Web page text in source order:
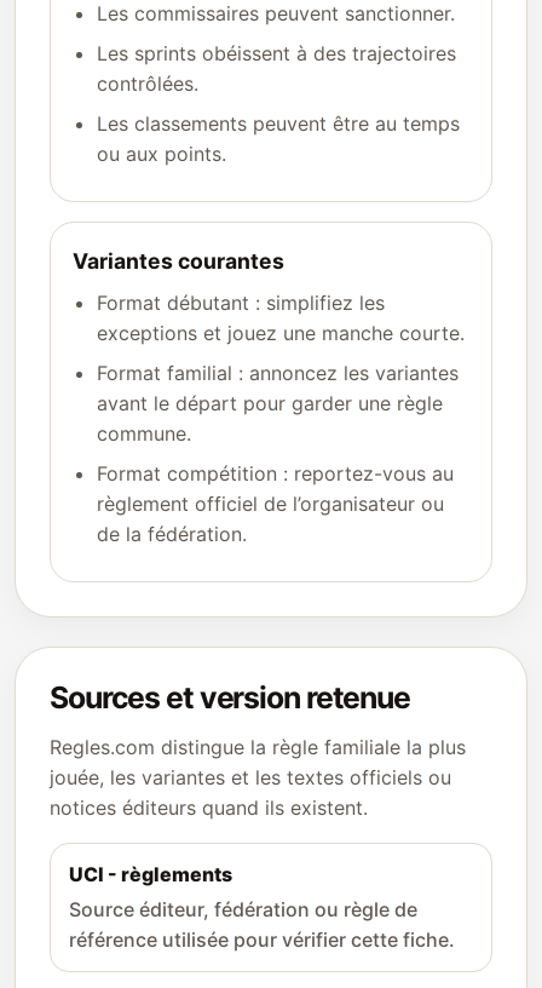
Les commissaires peuvent sanctionner.
Les sprints obéissent à des trajectoires
contrôlées.
Les classements peuvent être au temps
ou aux points.
Variantes courantes
Format débutant : simplifiez les
exceptions et jouez une manche courte.
Format familial : annoncez les variantes
avant le départ pour garder une règle
commune.
Format compétition : reportez-vous au
règlement officiel de l’organisateur ou
de la fédération.
Sources et version retenue
Regles.com distingue la règle familiale la plus
jouée, les variantes et les textes officiels ou
notices éditeurs quand ils existent.
UCI - règlements
Source éditeur, fédération ou règle de
référence utilisée pour vérifier cette fiche.